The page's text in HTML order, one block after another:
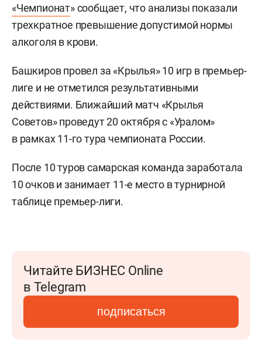
«Чемпионат» сообщает, что анализы показали
трехкратное превышение допустимой нормы
алкоголя в крови.
Башкиров провел за «Крылья» 10 игр в премьер-
лиге и не отметился результативными
действиями. Ближайший матч «Крылья
Советов» проведут 20 октября с «Уралом»
в рамках 11-го тура чемпионата России.
После 10 туров самарская команда заработала
10 очков и занимает 11-е место в турнирной
таблице премьер-лиги.
Читайте БИЗНЕС Online
в Telegram
подписаться